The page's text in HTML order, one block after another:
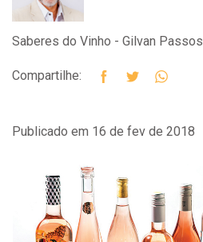
Saberes do Vinho - Gilvan Passos
Compartilhe:
Publicado em 16 de fev de 2018